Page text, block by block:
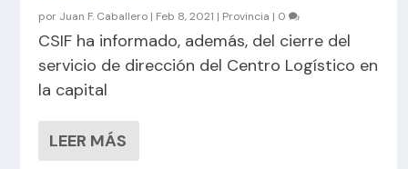
por Juan F. Caballero | Feb 8, 2021 | Provincia | 0
CSIF ha informado, además, del cierre del
servicio de dirección del Centro Logístico en
la capital
LEER MÁS